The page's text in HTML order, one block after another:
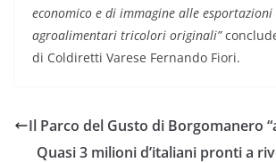
economico e di immagine alle
agroalimentari tricolori originali”
di Coldiretti Varese Fernando Fiori.
Il Parco del Gusto di Borgomanero
Quasi 3 milioni d’italiani pronti a